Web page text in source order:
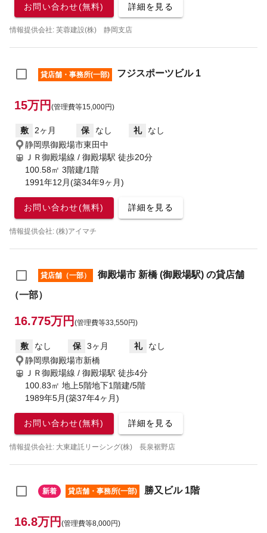
お問い合わせ(無料) 詳細を見る
情報提供会社: 芙蓉建設(株) 静岡支店
貸店舗・事務所(一部) フジスポーツビル 1
15万円 (管理費等15,000円)
敷 2ヶ月 保 なし 礼
なし
静岡県御殿場市東田中
ＪＲ御殿場線 / 御殿場駅 徒歩20分
100.58㎡ 3階建/1階
1991年12月(築34年9ヶ月)
お問い合わせ(無料) 詳細を見る
情報提供会社: (株)アイマチ
貸店舗（一部）
御殿場市 新橋 (御殿場駅) の貸店舗
（一部）
16.775万円 (管理費等33,550円)
敷 なし 保 3ヶ月 礼
なし
静岡県御殿場市新橋
ＪＲ御殿場線 / 御殿場駅 徒歩4分
100.83㎡ 地上5階地下1階建/5階
1989年5月(築37年4ヶ月)
お問い合わせ(無料) 詳細を見る
情報提供会社: 大東建託リーシング(株) 長泉裾野店
新着 貸店舗・事務所(一部) 勝又ビル 1階
16.8万円 (管理費等8,000円)